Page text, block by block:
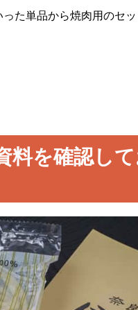
た単品から焼肉用のセ
料を確認し